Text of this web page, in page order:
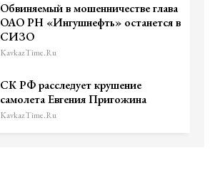
Обвиняемый в мошенничестве глава
ОАО РН «Ингушнефть» останется в
СИЗО
KavkazTime.ru
СК РФ расследует крушение
самолета Евгения Пригожина
KavkazTime.ru